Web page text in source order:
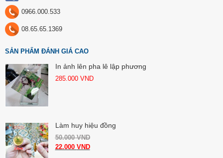
0966.000.533
08.65.65.1369
SẢN PHẨM ĐÁNH GIÁ CAO
In ảnh lên pha lê lập phương
285.000 VND
Làm huy hiệu đồng
50.000VND
22.000 VND